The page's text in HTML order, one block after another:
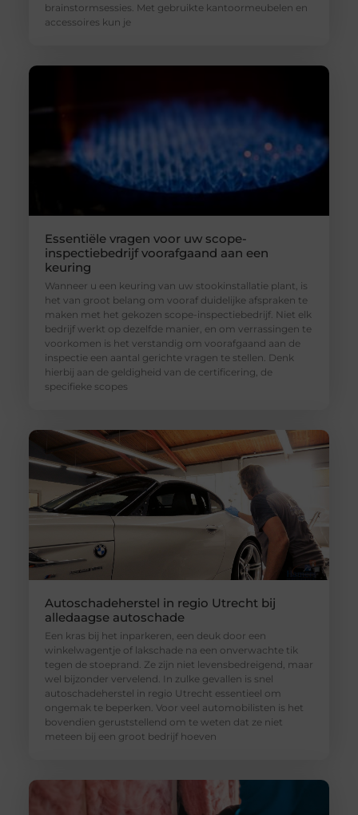
brainstormsessies. Met gebruikte kantoormeubelen en
accessoires kun je
Essentiële vragen voor uw scope-
inspectiebedrijf voorafgaand aan een
keuring
Wanneer u een keuring van uw stookinstallatie plant, is
het van groot belang om vooraf duidelijke afspraken te
maken met het gekozen scope-inspectiebedrijf. Niet elk
bedrijf werkt op dezelfde manier, en om verrassingen te
voorkomen is het verstandig om voorafgaand aan de
inspectie een aantal gerichte vragen te stellen. Denk
hierbij aan de geldigheid van de certificering, de
specifieke scopes
Autoschadeherstel in regio Utrecht bij
alledaagse autoschade
Een kras bij het inparkeren, een deuk door een
winkelwagentje of lakschade na een onverwachte tik
tegen de stoeprand. Ze zijn niet levensbedreigend, maar
wel bijzonder vervelend. In zulke gevallen is snel
autoschadeherstel in regio Utrecht essentieel om
ongemak te beperken. Voor veel automobilisten is het
bovendien geruststellend om te weten dat ze niet
meteen bij een groot bedrijf hoeven